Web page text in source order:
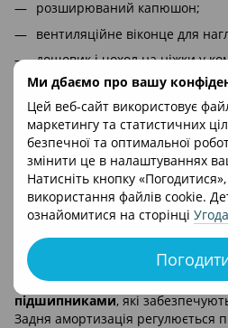
Ми дбаємо про вашу
Цей веб-сайт використовує
маркетингу та статистичних
безпечної та оптимальної
змінити це в налаштуваннях
Натисніть кнопку
використання файлів cookie.
ознайомитися на сторінці
розширюваний капюшон;
вентиляційне віконце для
дощовик і чохол на ніжки у
Вентиляція та
Система вентиляції включає3D-
спинці, бокові панелі та
забезпечує стабільний
Плавний хід з
Коляска оснащенавеликими
підшипниками, які
Задня амортизація регулюється